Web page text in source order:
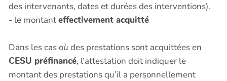
des intervenants, dates et durées des interventions).
- le montanteffectivement acquitté
Dans les cas où des prestations sont acquittées en
CESU préfinancé, l’attestation doit indiquer le
montant des prestations qu’il a personnellement